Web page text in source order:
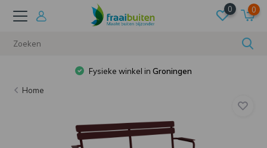
0 0
Fysieke winkel inGroningen
Home